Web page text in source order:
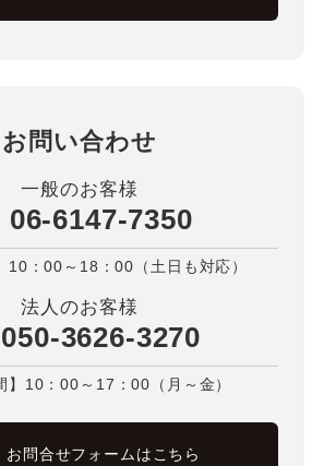
お問い合わせ
一般のお客様
06-6147-7350
10：00～18：00（土日も対応）
法人のお客様
050-3626-3270
】10：00～17：00（月～金）
お問合せフォームはこちら